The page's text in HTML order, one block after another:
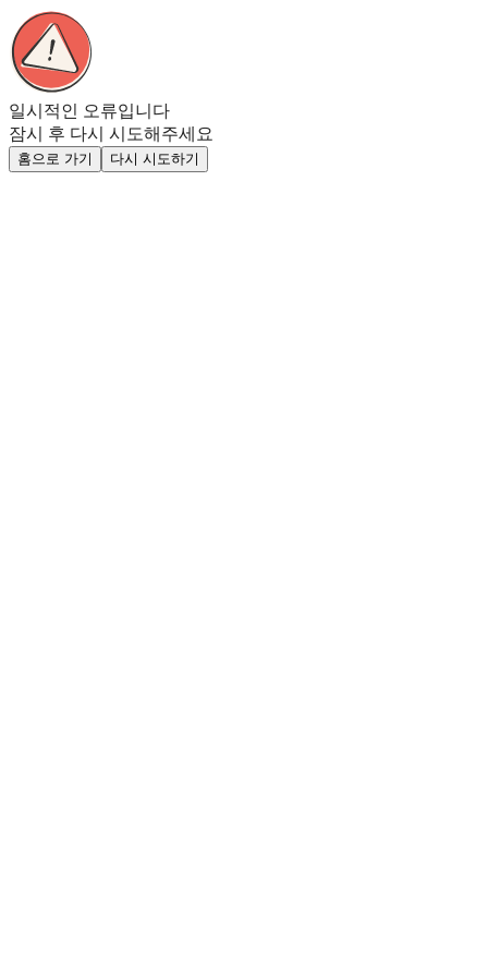
일시적인 오류입니다
잠시 후 다시 시도해주세요
홈으로 가기 다시 시도하기